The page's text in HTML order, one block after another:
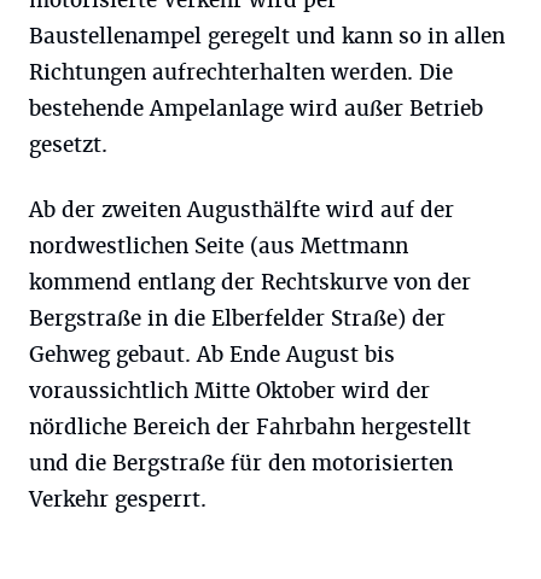
Baustellenampel geregelt und kann so in allen
Richtungen aufrechterhalten werden. Die
bestehende Ampelanlage wird außer Betrieb
gesetzt.
Ab der zweiten Augusthälfte wird auf der
nordwestlichen Seite (aus Mettmann
kommend entlang der Rechtskurve von der
Bergstraße in die Elberfelder Straße) der
Gehweg gebaut. Ab Ende August bis
voraussichtlich Mitte Oktober wird der
nördliche Bereich der Fahrbahn hergestellt
und die Bergstraße für den motorisierten
Verkehr gesperrt.